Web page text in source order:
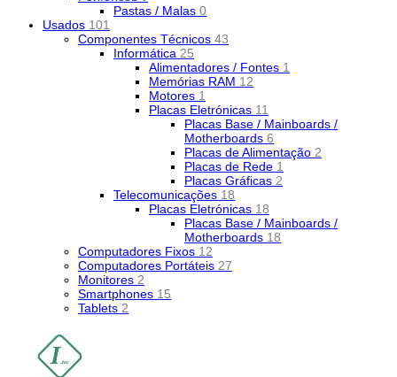
Pastas / Malas 0
Usados 101
Componentes Técnicos 43
Informática 25
Alimentadores / Fontes 1
Memórias RAM 12
Motores 1
Placas Eletrónicas 11
Placas Base / Mainboards /
Motherboards 6
Placas de Alimentação 2
Placas de Rede 1
Placas Gráficas 2
Telecomunicações 18
Placas Eletrónicas 18
Placas Base / Mainboards /
Motherboards 18
Computadores Fixos 12
Computadores Portáteis 27
Monitores 2
Smartphones 15
Tablets 2